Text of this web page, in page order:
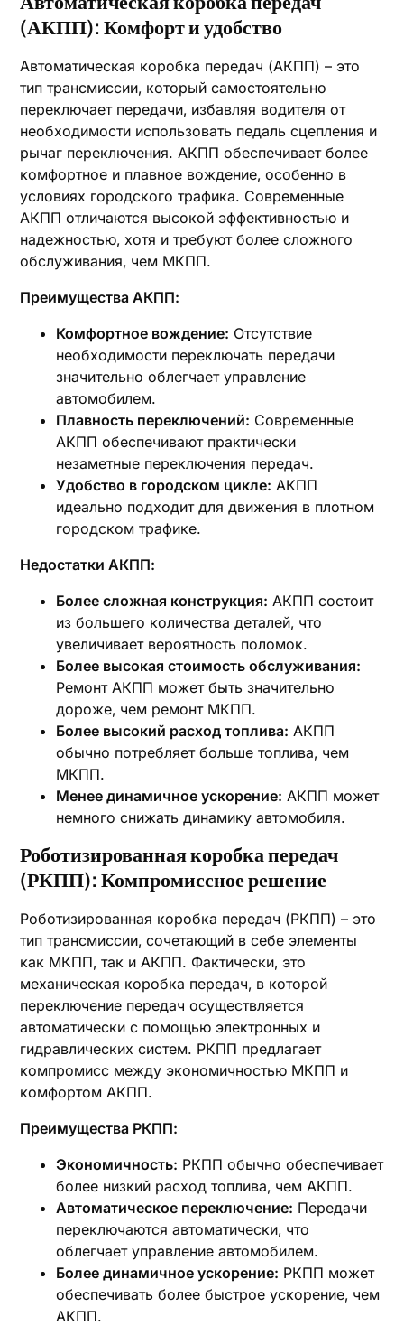
(АКПП): Комфорт и удобство
Автоматическая коробка передач (АКПП) – это
тип трансмиссии‚ который самостоятельно
переключает передачи‚ избавляя водителя от
необходимости использовать педаль сцепления и
рычаг переключения. АКПП обеспечивает более
комфортное и плавное вождение‚ особенно в
условиях городского трафика. Современные
АКПП отличаются высокой эффективностью и
надежностью‚ хотя и требуют более сложного
обслуживания‚ чем МКПП.
Преимущества АКПП:
Комфортное вождение: Отсутствие
необходимости переключать передачи
значительно облегчает управление
автомобилем.
Плавность переключений: Современные
АКПП обеспечивают практически
незаметные переключения передач.
Удобство в городском цикле: АКПП
идеально подходит для движения в плотном
городском трафике.
Недостатки АКПП:
Более сложная конструкция: АКПП состоит
из большего количества деталей‚ что
увеличивает вероятность поломок.
Более высокая стоимость обслуживания:
Ремонт АКПП может быть значительно
дороже‚ чем ремонт МКПП.
Более высокий расход топлива: АКПП
обычно потребляет больше топлива‚ чем
МКПП.
Менее динамичное ускорение: АКПП может
немного снижать динамику автомобиля.
Роботизированная коробка передач
(РКПП): Компромиссное решение
Роботизированная коробка передач (РКПП) – это
тип трансмиссии‚ сочетающий в себе элементы
как МКПП‚ так и АКПП. Фактически‚ это
механическая коробка передач‚ в которой
переключение передач осуществляется
автоматически с помощью электронных и
гидравлических систем. РКПП предлагает
компромисс между экономичностью МКПП и
комфортом АКПП.
Преимущества РКПП:
Экономичность: РКПП обычно обеспечивает
более низкий расход топлива‚ чем АКПП.
Автоматическое переключение: Передачи
переключаются автоматически‚ что
облегчает управление автомобилем.
Более динамичное ускорение: РКПП может
обеспечивать более быстрое ускорение‚ чем
АКПП.